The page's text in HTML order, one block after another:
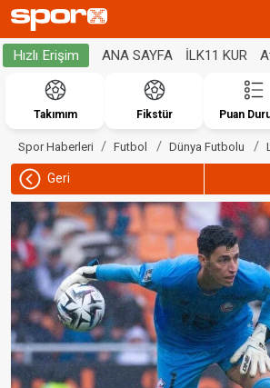
Hızlı Erişim ANA SAYFA İLK11 KUR
Takımım Fikstür Puan
Spor Haberleri Futbol Dünya Futbolu
Geri